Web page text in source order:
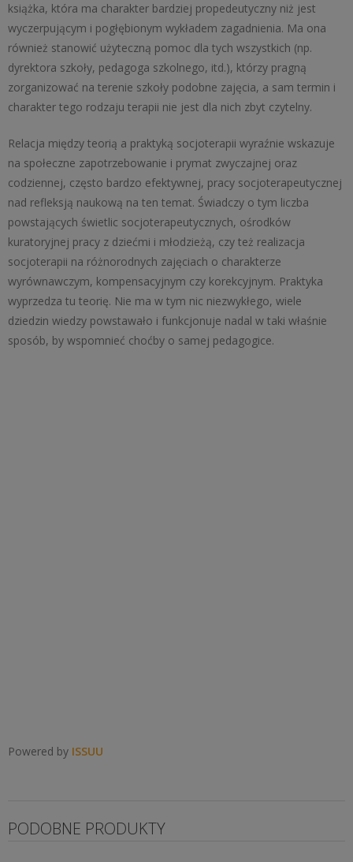
książka, która ma charakter bardziej propedeutyczny niż jest
wyczerpującym i pogłębionym wykładem zagadnienia. Ma ona
również stanowić użyteczną pomoc dla tych wszystkich (np.
dyrektora szkoły, pedagoga szkolnego, itd.), którzy pragną
zorganizować na terenie szkoły podobne zajęcia, a sam termin i
charakter tego rodzaju terapii nie jest dla nich zbyt czytelny.
Relacja między teorią a praktyką socjoterapii wyraźnie wskazuje
na społeczne zapotrzebowanie i prymat zwyczajnej oraz
codziennej, często bardzo efektywnej, pracy socjoterapeutycznej
nad refleksją naukową na ten temat. Świadczy o tym liczba
powstających świetlic socjoterapeutycznych, ośrodków
kuratoryjnej pracy z dziećmi i młodzieżą, czy też realizacja
socjoterapii na różnorodnych zajęciach o charakterze
wyrównawczym, kompensacyjnym czy korekcyjnym. Praktyka
wyprzedza tu teorię. Nie ma w tym nic niezwykłego, wiele
dziedzin wiedzy powstawało i funkcjonuje nadal w taki właśnie
sposób, by wspomnieć choćby o samej pedagogice.
Powered by ISSUU
PODOBNE PRODUKTY